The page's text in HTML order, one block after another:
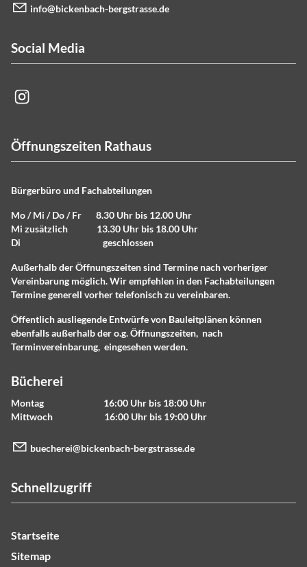
info@bickenbach-bergstrasse.de
Social Media
Öffnungszeiten Rathaus
Bürgerbüro und Fachabteilungen
Mo / Mi / Do / Fr 8.30 Uhr bis 12.00 Uhr
Mi zusätzlich 13.30 Uhr bis 18.00 Uhr
Di geschlossen
Außerhalb der Öffnungszeiten sind Termine nach vorheriger
Vereinbarung möglich. Wir empfehlen in den Fachabteilungen
Termine generell vorher telefonisch zu vereinbaren.
Öffentlich ausliegende Entwürfe von Bauleitplänen können
ebenfalls außerhalb der o.g. Öffnungszeiten, nach
Terminvereinbarung, eingesehen werden.
Bücherei
Montag 16:00 Uhr bis 18:00 Uhr
Mittwoch 16:00 Uhr bis 19:00 Uhr
b ch r b ck nb ch-b rgstr ss d
Schnellzugriff
Startseite
Sitemap